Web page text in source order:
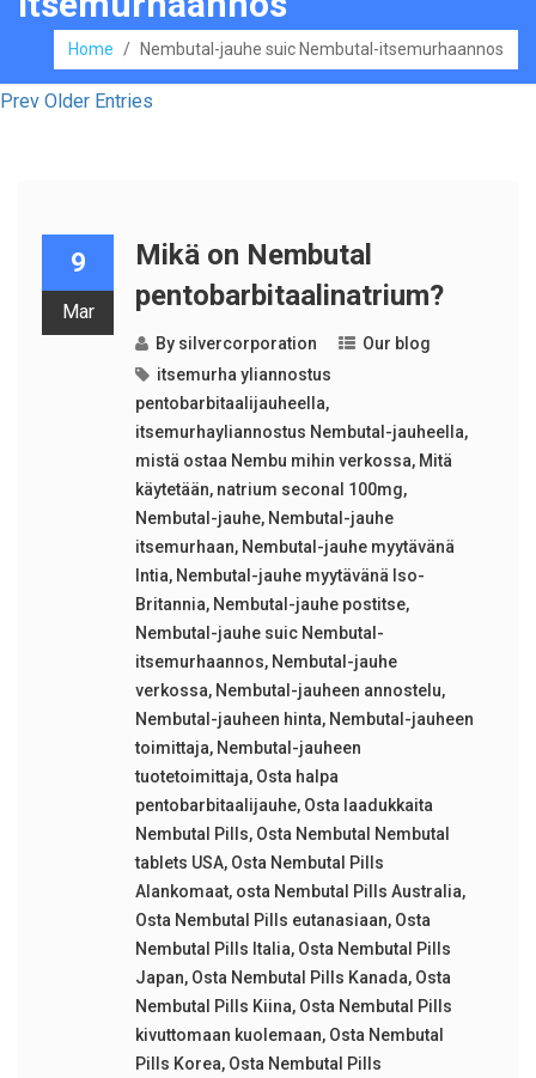
Home / Nembutal-jauhe suic Nembutal-itsemurhaannos
Prev Older Entries
9
Mar
Mikä on Nembutal
pentobarbitaalinatrium?
By silvercorporation
Our blog
itsemurha yliannostus
pentobarbitaalijauheella,
itsemurhayliannostus Nembutal-jauheella,
mistä ostaa Nembu mihin verkossa, Mitä
käytetään, natrium seconal 100mg,
Nembutal-jauhe, Nembutal-jauhe
itsemurhaan, Nembutal-jauhe myytävänä
Intia, Nembutal-jauhe myytävänä Iso-
Britannia, Nembutal-jauhe postitse,
Nembutal-jauhe suic Nembutal-
itsemurhaannos, Nembutal-jauhe
verkossa, Nembutal-jauheen annostelu,
Nembutal-jauheen hinta, Nembutal-jauheen
toimittaja, Nembutal-jauheen
tuotetoimittaja, Osta halpa
pentobarbitaalijauhe, Osta laadukkaita
Nembutal Pills, Osta Nembutal Nembutal
tablets USA, Osta Nembutal Pills
Alankomaat, osta Nembutal Pills Australia,
Osta Nembutal Pills eutanasiaan, Osta
Nembutal Pills Italia, Osta Nembutal Pills
Japan, Osta Nembutal Pills Kanada, Osta
Nembutal Pills Kiina, Osta Nembutal Pills
kivuttomaan kuolemaan, Osta Nembutal
Pills Korea, Osta Nembutal Pills